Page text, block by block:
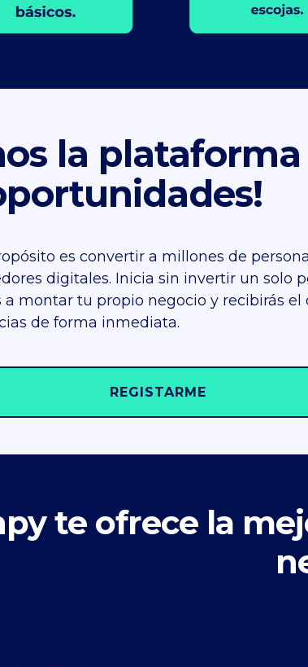
la
es convertir a millones de
digitales. Inicia sin invertir un solo
a montar tu propio negocio y recibirás el
de forma inmediata.
REGISTARME
te ofrece la